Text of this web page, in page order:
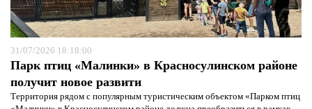
31/07/2026 18:18:00
Парк птиц «Малинки» в Красносулинском районе
получит новое развити
Территория рядом с популярным туристическим объектом «Парком птиц